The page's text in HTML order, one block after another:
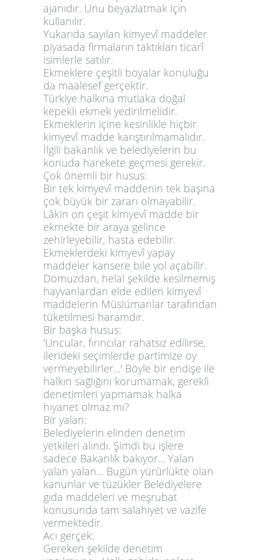
ajanıdır. Unu beyazlatmak için
kullanılır.
Yukarıda sayılan kimyevî maddeler
piyasada firmaların taktıkları ticarî
isimlerle satılır.
Ekmeklere çeşitli boyalar konuluğu
da maalesef gerçektir.
Türkiye halkına mutlaka doğal
kepekli ekmek yedirilmelidir.
Ekmeklerin içine kesinlikle hiçbir
kimyevî madde karıştırılmamalıdır.
İlgili bakanlık ve belediyelerin bu
konuda harekete geçmesi gerekir.
Çok önemli bir husus:
Bir tek kimyevî maddenin tek başına
çok büyük bir zararı olmayabilir.
Lâkin on çeşit kimyevî madde bir
ekmekte bir araya gelince
zehirleyebilir, hasta edebilir.
Ekmeklerdeki kimyevî yapay
maddeler kansere bile yol açabilir.
Domuzdan, helal şekilde kesilmemiş
hayvanlardan elde edilen kimyevî
maddelerin Müslümanlar tarafından
tüketilmesi haramdır.
Bir başka husus:
'Uncular, fırıncılar rahatsız edilirse,
ilerideki seçimlerde partimize oy
vermeyebilirler...' Böyle bir endişe ile
halkın sağlığını korumamak, gerekli
denetimleri yapmamak halka
hıyanet olmaz mı?
Bir yalan:
Belediyelerin elinden denetim
yetkileri alındı. Şimdi bu işlere
sadece Bakanlık bakıyor... Yalan
yalan yalan... Bugün yürürlükte olan
kanunlar ve tüzükler Belediyelere
gıda maddeleri ve meşrubat
konusunda tam salahiyet ve vazife
vermektedir.
Acı gerçek:
Gereken şekilde denetim